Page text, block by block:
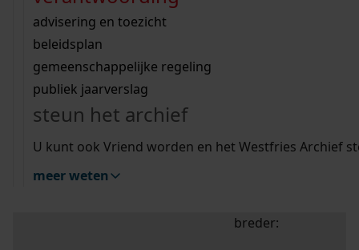
bouwvergunningen
omgevingsvergunningen
vergunningen
beeld en geluid
uitleg nodig?
Wij helpen u op weg met een aantal zoektips.
bekijk alle zoektips
Wij helpen u op weg met een aantal zoektips.
bekijk alle zoektips
bekijk ons geschiedenislokaal
advisering en toezicht
beleidsplan
gemeenschappelijke regeling
publiek jaarverslag
steun het archief
U kunt ook Vriend worden en het Westfries Archief
meer weten
zoektips
Mijn Studiezaal (inloggen)
uw zoekopdracht te
breder: